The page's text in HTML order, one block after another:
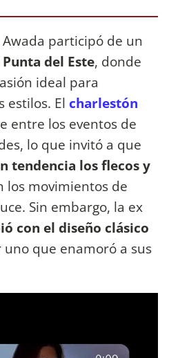
participó de un
del Este, donde
ideal para
estilos. El charlestón
entre los eventos de
lo que invitó a que
tendencia los flecos y
los movimientos de
Sin embargo, la ex
con el diseño clásico
que enamoró a sus